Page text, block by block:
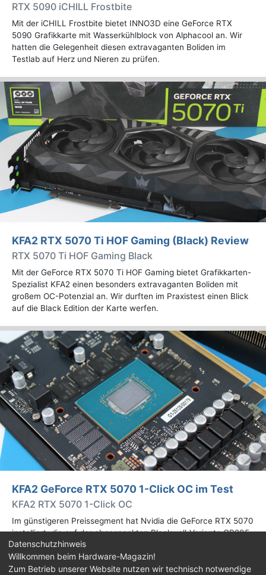
RTX 5090 iCHILL Frostbite
Mit der iCHILL Frostbite bietet INNO3D eine GeForce RTX
5090 Grafikkarte mit Wasserkühlblock von Alphacool an. Wir
hatten die Gelegenheit diesen extravaganten Boliden im
Testlab auf Herz und Nieren zu prüfen.
KFA2 RTX 5070 Ti HOF Gaming (Black) Review
RTX 5070 Ti HOF Gaming Black
Mit der GeForce RTX 5070 Ti HOF Gaming bietet Grafikkarten-
Spezialist KFA2 einen besonders extravaganten Boliden mit
großem OC-Potenzial an. Wir durften im Praxistest einen Blick
auf die Black Edition der Karte werfen.
KFA2 GeForce RTX 5070 1-Click OC im Test
KFA2 RTX 5070 1-Click OC
Im günstigeren Preissegment hat Nvidia die GeForce RTX 5070
installiert, die auf der abgespeckten Blackwell-Variante GB205
basiert. Wir haben uns ein Custom-Design von Hersteller KFA2
im Test genauer angesehen.
Datenschutzhinweis
Willkommen beim Hardware-Magazin!
Zum Betrieb unserer Website nutzen wir technisch notwendige